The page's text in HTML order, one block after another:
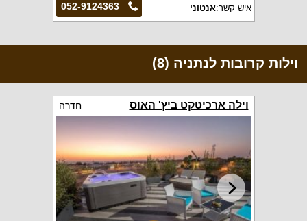
052-9124363 איש קשר:אנטוני
וילות קרובות לנתניה (8)
וילה ארכיטקט ביץ' האוס חדרה